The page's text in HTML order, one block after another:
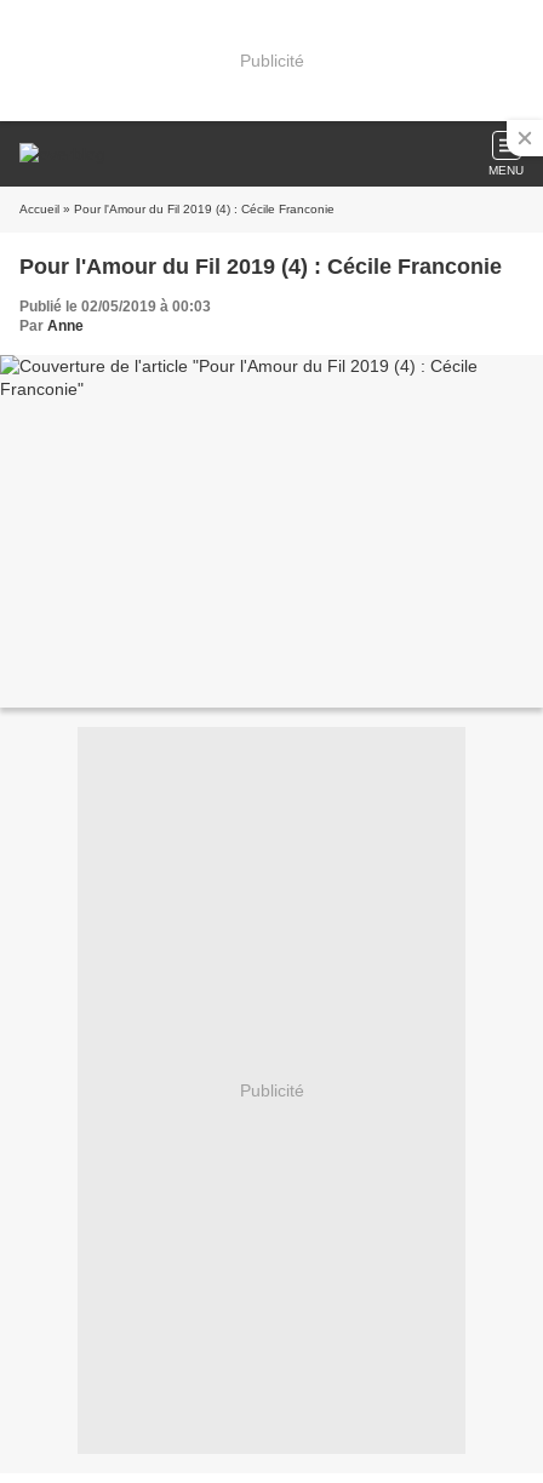
Publicité
MENU
Accueil » Pour l'Amour du Fil 2019 (4) : Cécile Franconie
Pour l'Amour du Fil 2019 (4) : Cécile Franconie
Publié le 02/05/2019 à 00:03
Par Anne
Publicité